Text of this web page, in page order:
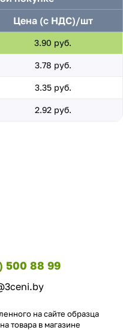
Цена (с НДС)/шт
3.90 руб.
3.78 руб.
3.35 руб.
2.92 руб.
500 88 99
на сайте образца
товара в магазине